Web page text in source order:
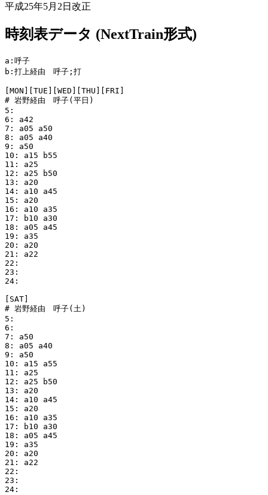
平成25年5月2日改正
時刻表データ (NextTrain形式)
a:呼子
b:打上経由　呼子;打
[MON][TUE][WED][THU][FRI]
# 岩野経由　呼子(平日)
5:
6: a42
7: a05 a50
8: a05 a40
9: a50
10: a15 b55
11: a25
12: a25 b50
13: a20
14: a10 a45
15: a20
16: a10 a35
17: b10 a30
18: a05 a45
19: a35
20: a20
21: a22
22:
23:
24:
[SAT]
# 岩野経由　呼子(土)
5:
6:
7: a50
8: a05 a40
9: a50
10: a15 a55
11: a25
12: a25 b50
13: a20
14: a10 a45
15: a20
16: a10 a35
17: b10 a30
18: a05 a45
19: a35
20: a20
21: a22
22:
23:
24: